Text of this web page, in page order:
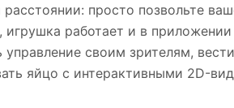
просто позвольте
работает и в
своим зрителям,
яйцо с интерактивными 2D-